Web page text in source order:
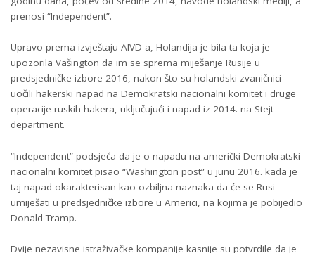
prenosi “Independent”.
Upravo prema izvještaju AIVD-a, Holandija je bila ta koja je
upozorila Vašington da im se sprema miješanje Rusije u
predsjedničke izbore 2016, nakon što su holandski zvaničnici
uočili hakerski napad na Demokratski nacionalni komitet i druge
operacije ruskih hakera, uključujući i napad iz 2014. na Stejt
department.
“Independent” podsjeća da je o napadu na američki Demokratski
nacionalni komitet pisao “Washington post” u junu 2016. kada je
taj napad okarakterisan kao ozbiljna naznaka da će se Rusi
umiješati u predsjedničke izbore u Americi, na kojima je pobijedio
Donald Tramp.
Dvije nezavisne istraživačke kompanije kasnije su potvrdile da je